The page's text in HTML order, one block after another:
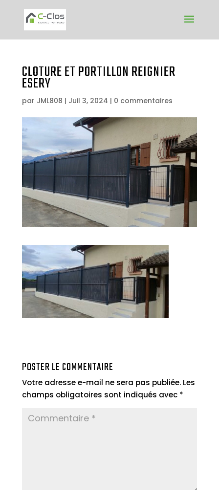
CLOTURE ET PORTILLON REIGNIER
ESERY
par JML808 | Juil 3, 2024 | 0 commentaires
POSTER LE COMMENTAIRE
Votre adresse e-mail ne sera pas publiée. Les
champs obligatoires sont indiqués avec *